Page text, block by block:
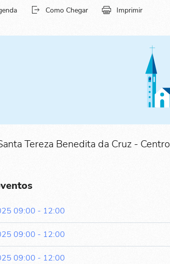
Como Chegar Imprimir
Tereza Benedita da Cruz - Centro
09:00 - 12:00
09:00 - 12:00
09:00 - 12:00